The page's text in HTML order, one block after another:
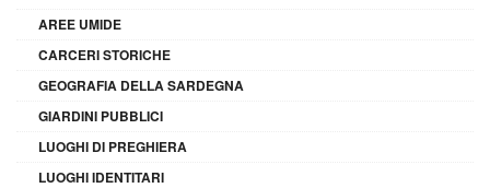
AREE UMIDE
CARCERI STORICHE
GEOGRAFIA DELLA SARDEGNA
GIARDINI PUBBLICI
LUOGHI DI PREGHIERA
LUOGHI IDENTITARI